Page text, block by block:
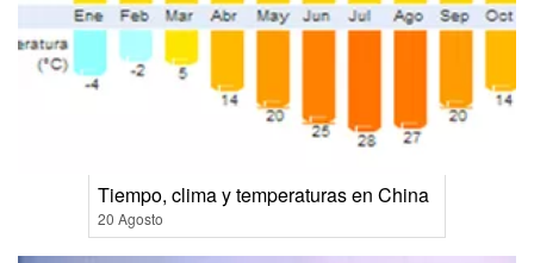
Tiempo, clima y temperaturas en China
20 Agosto